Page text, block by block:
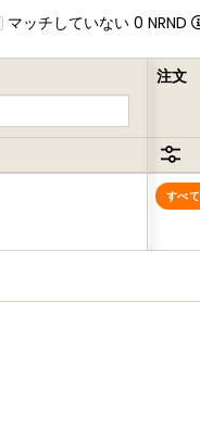
マッチしていない 0 NRND
注文
すべ